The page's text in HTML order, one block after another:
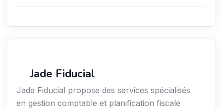
Jade Fiducial
Jade Fiducial propose des services spécialisés
en gestion comptable et planification fiscale